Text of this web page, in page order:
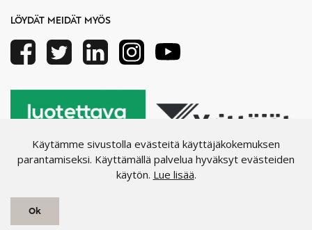
LÖYDÄT MEIDÄT MYÖS
FacebookTwitterLinkedinInstagramYoutube
Käytämme sivustolla evästeitä käyttäjäkokemuksen
parantamiseksi. Käyttämällä palvelua hyväksyt evästeiden
käytön. Lue lisää.
Ok